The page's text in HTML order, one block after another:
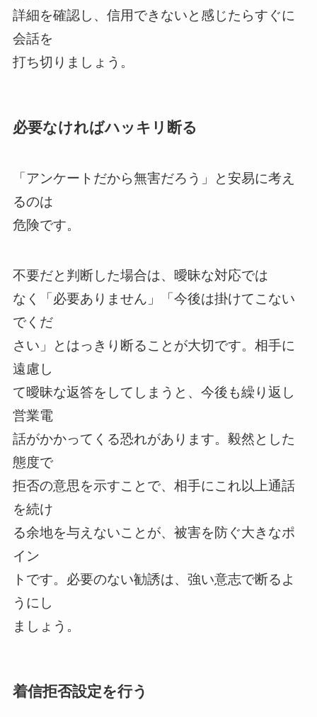
詳細を確認し、信用できないと感じたらすぐに
会話を
打ち切りましょう。
必要なければハッキリ断る
「アンケートだから無害だろう」と安易に考え
るのは
危険です。
不要だと判断した場合は、曖昧な対応では
なく「必要ありません」「今後は掛けてこない
でくだ
さい」とはっきり断ることが大切です。相手に
遠慮し
て曖昧な返答をしてしまうと、今後も繰り返し
営業電
話がかかってくる恐れがあります。毅然とした
態度で
拒否の意思を示すことで、相手にこれ以上通話
を続け
る余地を与えないことが、被害を防ぐ大きなポ
イン
トです。必要のない勧誘は、強い意志で断るよ
うにし
ましょう。
着信拒否設定を行う